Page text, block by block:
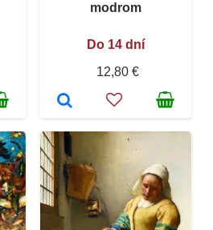
modrom
Do 14 dní
12,80 €